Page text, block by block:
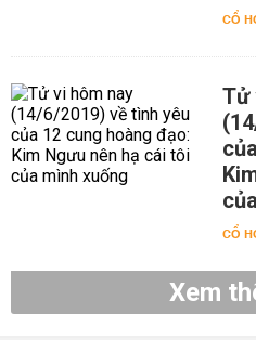
CỔ
Tử
CỔ
Xem